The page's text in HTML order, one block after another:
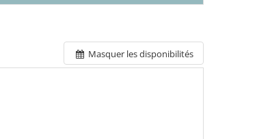
Masquer les disponibilités